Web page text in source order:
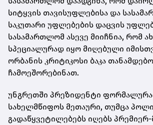
სიტყვის თავისუფლებისა და
საკუთარი უფლებების დაცვის
სასამართლომ ასევე მიიჩნია, რომ
სპეციალურად იყო მიღებული
ორბანის კრიტიკოსი ბაკა
ჩამოეშორებინათ.
უნგრეთში პრეზიდენტი
სახელმწიფოს მეთაური, თუმცა
გადაწყვეტილებებს იღებს